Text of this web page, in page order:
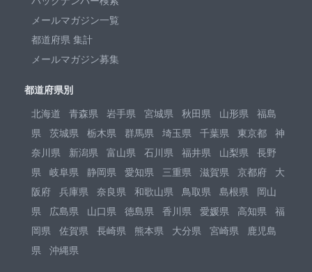
メールマガジン一覧
都道府県 集計
メールマガジン募集
都道府県別
北海道
青森県 岩手県 宮城県 秋田県 山形県
福島
県
茨城県 栃木県 群馬県 埼玉県 千葉県 東京都
神
奈川県
新潟県 富山県 石川県 福井県 山梨県
長野
県
岐阜県 静岡県 愛知県 三重県 滋賀県 京都府
大
阪府
兵庫県 奈良県 和歌山県 鳥取県 島根県
岡山
県
広島県 山口県 徳島県 香川県 愛媛県 高知県
福
岡県
佐賀県 長崎県 熊本県 大分県 宮崎県
鹿児島
県
沖縄県